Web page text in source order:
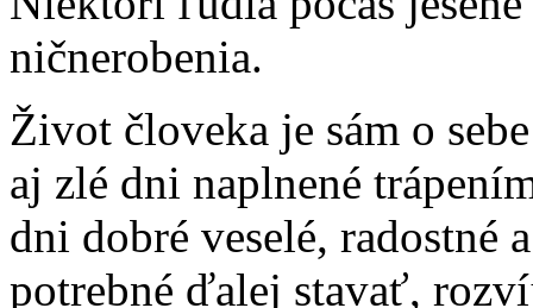
ničnerobenia.
Život človeka je sám o
aj zlé dni naplnené
dni dobré veselé, radostné
potrebné ďalej stavať,